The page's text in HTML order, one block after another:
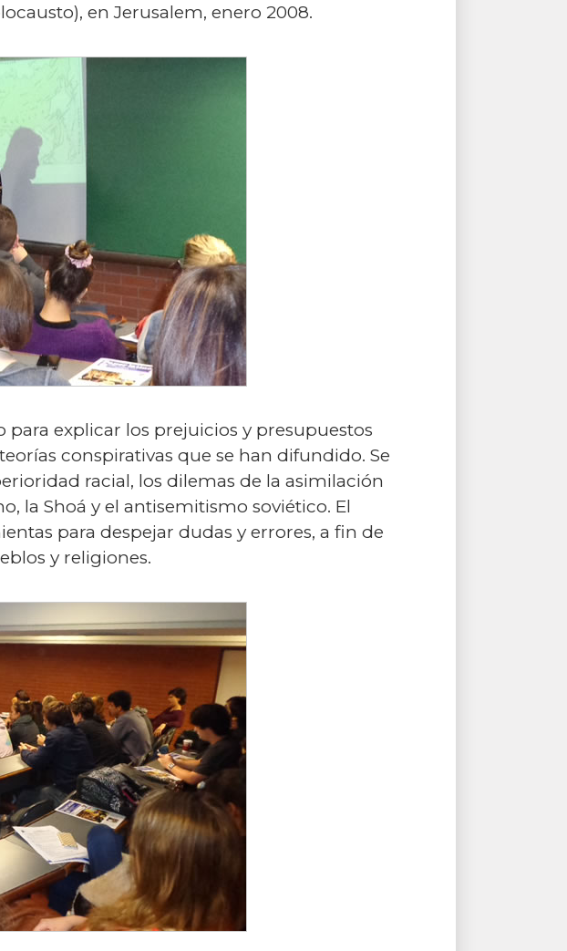
en Jerusalem, enero 2008.
explicar los prejuicios y presupuestos
conspirativas que se han difundido. Se
racial, los dilemas de la asimilación
la Shoá y el antisemitismo soviético. El
para despejar dudas y errores, a fin de
y religiones.